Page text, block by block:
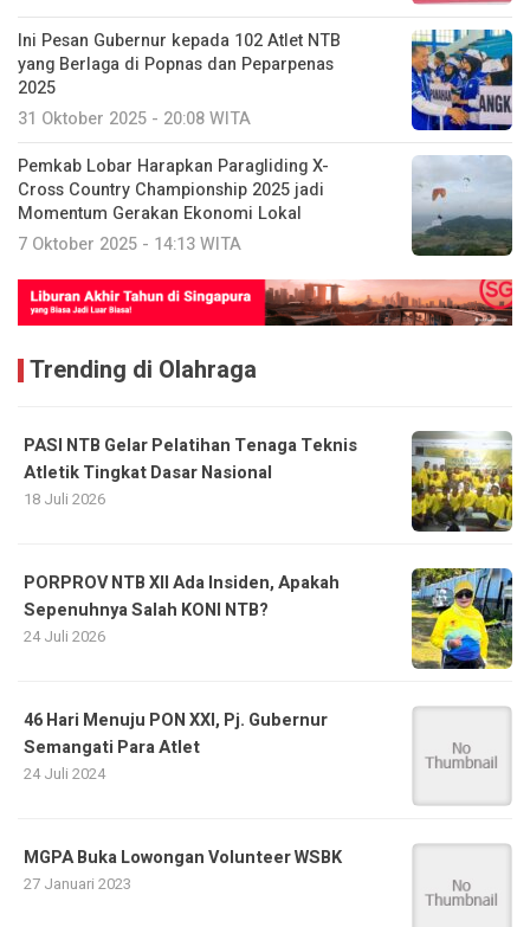
Ini Pesan Gubernur kepada 102 Atlet NTB
yang Berlaga di Popnas dan Peparpenas
2025
31 Oktober 2025 - 20:08 WITA
Pemkab Lobar Harapkan Paragliding X-
Cross Country Championship 2025 jadi
Momentum Gerakan Ekonomi Lokal
7 Oktober 2025 - 14:13 WITA
Trending di Olahraga
PASI NTB Gelar Pelatihan Tenaga Teknis
Atletik Tingkat Dasar Nasional
18 Juli 2026
PORPROV NTB XII Ada Insiden, Apakah
Sepenuhnya Salah KONI NTB?
24 Juli 2026
46 Hari Menuju PON XXI, Pj. Gubernur
Semangati Para Atlet
24 Juli 2024
MGPA Buka Lowongan Volunteer WSBK
27 Januari 2023